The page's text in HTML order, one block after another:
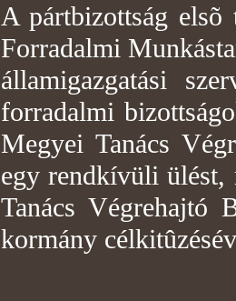
A pártbizottság
Forradalmi
államigazgatási
forradalmi
Megyei Tanács
egy rendkívüli ülést,
Tanács Végrehajtó
kormány